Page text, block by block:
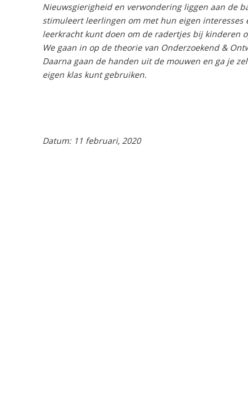
Nieuwsgierigheid en verwondering liggen aan de
stimuleert leerlingen om met hun eigen interesses
leerkracht kunt doen om de radertjes bij kinderen
We gaan in op de theorie van Onderzoekend &
Daarna gaan de handen uit de mouwen en ga je
eigen klas kunt gebruiken.
Datum: 11 februari, 2020